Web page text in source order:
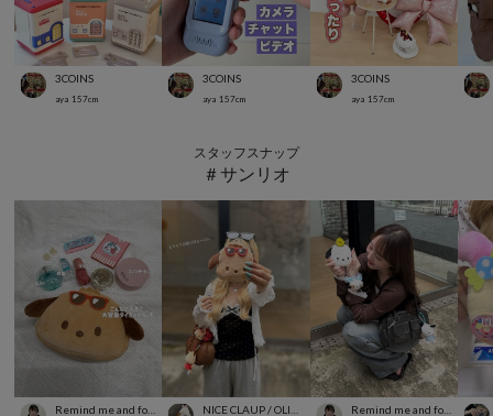
3COINS
aya 157cm
3COINS
aya 157cm
3COINS
aya 157cm
スタッフスナップ
＃サンリオ
Remind me and forever